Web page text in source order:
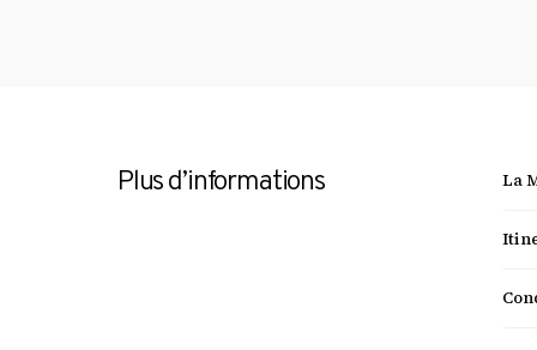
Plus d’informations La